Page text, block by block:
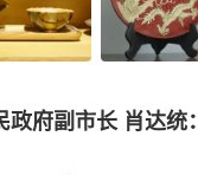
政府副市长 肖达统：